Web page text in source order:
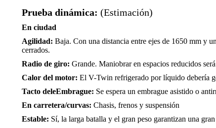
Prueba dinámica: (Estimación)
En ciudad
Agilidad: Baja. Con una distancia entre ejes de 1650 mm y
cerrados.
Radio de giro: Grande. Maniobrar en espacios reducidos
Calor del motor: El V-Twin refrigerado por líquido debería
Tacto deleEmbrague: Se espera un embrague asistido o
En carretera/curvas: Chasis, frenos y suspensión
Estable: Sí, la larga batalla y el gran peso garantizan una